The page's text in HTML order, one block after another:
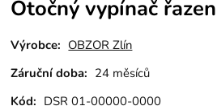
Otočný vypínač
Výrobce: OBZOR Zlín
Záruční doba: 24 měsíců
Kód: DSR 01-00000-0000